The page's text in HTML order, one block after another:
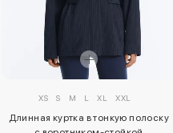
XS S M L XL XXL
Длинная куртка в тонкую полоску